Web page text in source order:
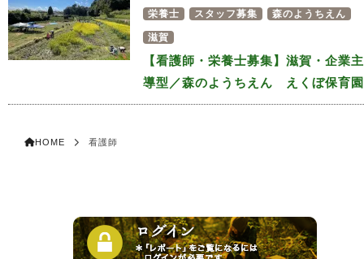
栄養士 スタッフ募集 森のようちえん
滋賀
【看護師・栄養士募集】滋賀・企業主
導型／森のようちえん えくぼ保育園
HOME 看護師